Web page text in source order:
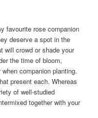
favourite rose companion
deserve a spot in the
will crowd or shade your
the time of bloom,
companion planting.
present each. Whereas
of well-studied
together with your